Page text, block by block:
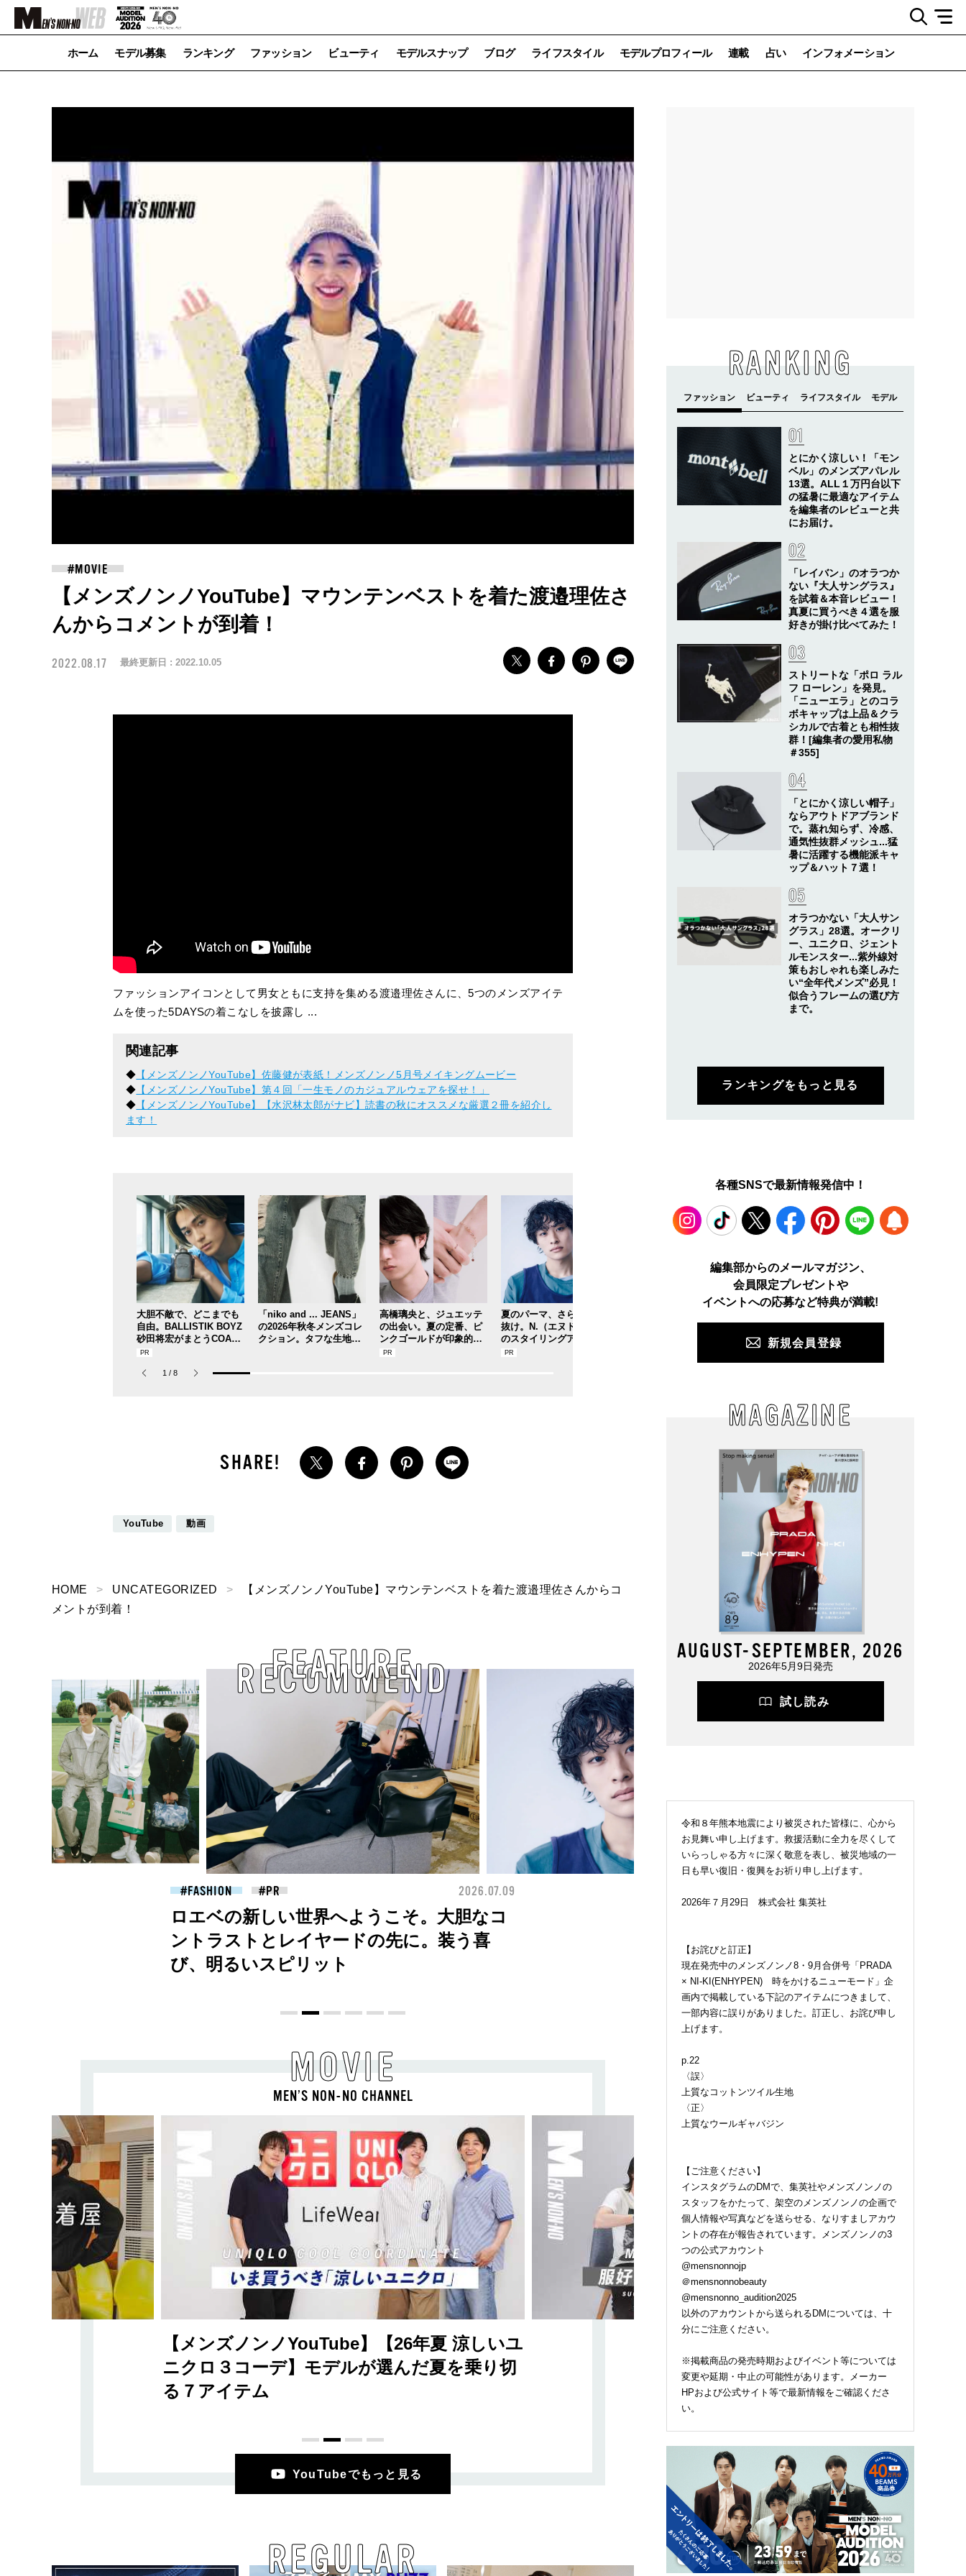
ホーム モデル募集 ランキング ファッション ビューティ モデルスナップ ブログ ライフスタイル モデルプロフィール 連載 占い インフォメーション
【メンズノンノYouTube】マウンテンベストを着た渡邉理佐さ
んからコメントが到着！
2022.08.17 最終更新日 : 2022.10.05
ファッションアイコンとして男女ともに支持を集める渡邉理佐さんに、5つのメンズアイテ
ムを使った5DAYSの着こなしを披露し ...
関連記事
◆ 【メンズノンノYouTube】佐藤健が表紙！メンズノンノ5月号メイキングムービー
◆ 【メンズノンノYouTube】第４回「一生モノのカジュアルウェアを探せ！」
◆ 【メンズノンノYouTube】【水沢林太郎がナビ】読書の秋にオススメな厳選２冊を紹介し
ます！
大胆不敵で、どこまでも
自由。BALLISTIK BOYZ
砂田将宏がまとうCOACH
の新作フレグランス「コ
パルファム」
「niko and ... JEANS」
の2026年秋冬メンズコレ
クション。タフな生地、
高橋璃央と、ジュエッテ
の出会い。夏の定番、ピ
ンクゴールドが印象的な“
SUMMER PINK”［meets
夏のパーマ、さらにあか
抜け。N.（エヌドット）
のスタイリングアイテム
で作る旬ヘアのテクニッ
ディダス」で夏のカジュ
ドスタッフの夏の毎日更
うこそ。大胆なコントラ
ストとレイヤードの先に
。装う喜び、明るいスピ
リット
OLU」初の冷感コスメ
トリーツ サマー リラッ
1 / 8
YouTube 動画
HOME UNCATEGORIZED
【メンズノンノYouTube】マウンテンベストを着た渡邉理佐さんからコ
メントが到着！
RECOMMEND
FEATURE
2026.07.09
FASHION 2026.07.09
ロエベの新しい世界へようこそ。大胆なコ
ントラストとレイヤードの先に。装う喜
び、明るいスピリット
BEAUTY
MOVIE
MEN’S NON-NO CHANNEL
【メンズノンノYouTube】【26年夏 涼しいユ
ニクロ３コーデ】モデルが選んだ夏を乗り切
る７アイテム
YouTubeでもっと見る
REGULAR
RANKING
とにかく涼しい！「モン
ベル」のメンズアパレル
13選。ALL１万円台以下
の猛暑に最適なアイテム
を編集者のレビューと共
にお届け。
「レイバン」のオラつか
ない『大人サングラス』
を試着＆本音レビュー！
真夏に買うべき４選を服
好きが掛け比べてみた！
ストリートな「ポロ ラル
フ ローレン」を発見。
「ニューエラ」とのコラ
ボキャップは上品＆クラ
シカルで古着とも相性抜
群！[編集者の愛用私物
＃355]
「とにかく涼しい帽子」
ならアウトドアブランド
で。蒸れ知らず、冷感、
通気性抜群メッシュ...猛
暑に活躍する機能派キャ
ップ＆ハット７選！
オラつかない「大人サン
グラス」28選。オークリ
ー、ユニクロ、ジェント
ルモンスター...紫外線対
策もおしゃれも楽しみた
い“全年代メンズ”必見！
似合うフレームの選び方
まで。
ランキングをもっと見る
各種SNSで最新情報発信中！
TikTok Facebook Pinterest LINE
編集部からのメールマガジン、
会員限定プレゼントや
イベントへの応募など特典が満載!
新規会員登録
MAGAZINE
AUGUST-SEPTEMBER, 2026
2026年5月9日発売
試し読み
令和８年熊本地震により被災された皆様に、心から
お見舞い申し上げます。救援活動に全力を尽くして
いらっしゃる方々に深く敬意を表し、被災地域の一
日も早い復旧・復興をお祈り申し上げます。
2026年７月29日 株式会社 集英社
【お詫びと訂正】
現在発売中のメンズノンノ8・9月合併号「PRADA
× NI-KI(ENHYPEN) 時をかけるニューモード」企
画内で掲載している下記のアイテムにつきまして、
一部内容に誤りがありました。訂正し、お詫び申し
上げます。
p.22
〈誤〉
上質なコットンツイル生地
〈正〉
上質なウールギャバジン
【ご注意ください】
インスタグラムのDMで、集英社やメンズノンノの
スタッフをかたって、架空のメンズノンノの企画で
個人情報や写真などを送らせる、なりすましアカウ
ントの存在が報告されています。メンズノンノの3
つの公式アカウント
@mensnonnojp
＠mensnonnobeauty
@mensnonno_audition2025
以外のアカウントから送られるDMについては、十
分にご注意ください。
※掲載商品の発売時期およびイベント等については
変更や延期・中止の可能性があります。メーカー
HPおよび公式サイト等で最新情報をご確認くださ
い。